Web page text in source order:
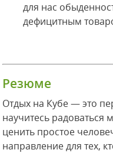
для нас
дефицитным
Резюме
Отдых на Кубе — это
научитесь радоваться
ценить простое
направление для тех,